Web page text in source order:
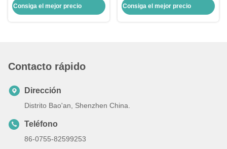
Chips de automóviles Chip para
Toyota
Consiga el mejor precio
transpondedor de vidrio Honda
Reemplazo de llave de automóvil
Consiga el mejor precio
Contacto rápido
Dirección
Distrito Bao'an, Shenzhen China.
Teléfono
86-0755-82599253